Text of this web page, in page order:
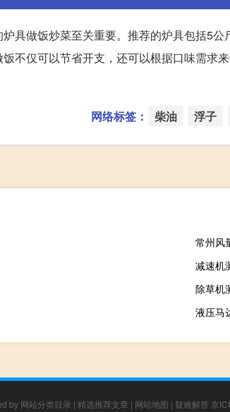
具做饭炒菜至关重要。推荐的炉具包括5
不仅可以节省开支，还可以根据口味需求
网络标签： 柴油 浮子
常州风
减速机
除草机
液压马
by 网站分类目录 | 精选推荐文章 | 网站地图 | 疑难解答 京